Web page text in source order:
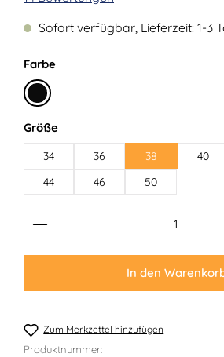
Sofort verfügbar, Lieferzeit: 1-3
Farbeauswählen
Schwarz
Größeauswählen
34 36 38 40
44
46 50
Produkt Anzahl: Gib den
In den
Zum Merkzettel hinzufügen
Produktnummer: